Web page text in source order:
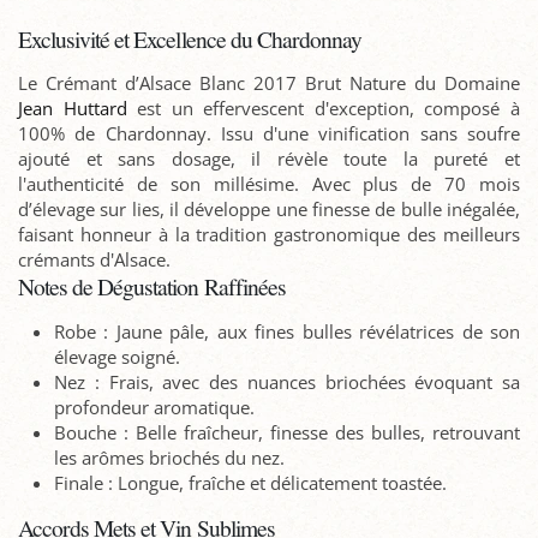
Exclusivité et Excellence du Chardonnay
Le Crémant d’Alsace Blanc 2017 Brut Nature du Domaine
Jean Huttard est un effervescent d'exception, composé à
100% de Chardonnay. Issu d'une vinification sans soufre
ajouté et sans dosage, il révèle toute la pureté et
l'authenticité de son millésime. Avec plus de 70 mois
d’élevage sur lies, il développe une finesse de bulle inégalée,
faisant honneur à la tradition gastronomique des meilleurs
crémants d'Alsace.
Notes de Dégustation Raffinées
Robe : Jaune pâle, aux fines bulles révélatrices de son
élevage soigné.
Nez : Frais, avec des nuances briochées évoquant sa
profondeur aromatique.
Bouche : Belle fraîcheur, finesse des bulles, retrouvant
les arômes briochés du nez.
Finale : Longue, fraîche et délicatement toastée.
Accords Mets et Vin Sublimes